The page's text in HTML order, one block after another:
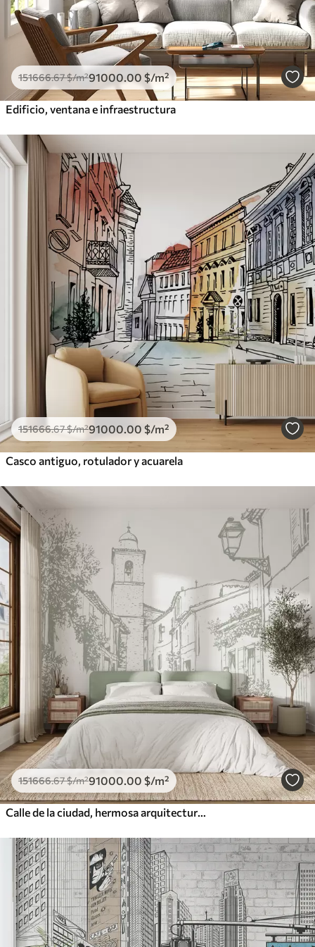
151666.67$/m²91000 .00 $/m²
Edificio, ventana e infraestructura
151666.67$/m²91000 .00 $/m²
Casco antiguo, rotulador y acuarela
151666.67$/m²91000 .00 $/m²